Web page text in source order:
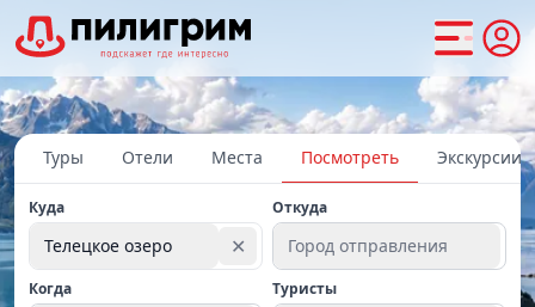
Туры Отели Места Посмотреть Экскурсии
Куда
Телецкое озеро ✕
Откуда
Город отправления
Когда Туристы